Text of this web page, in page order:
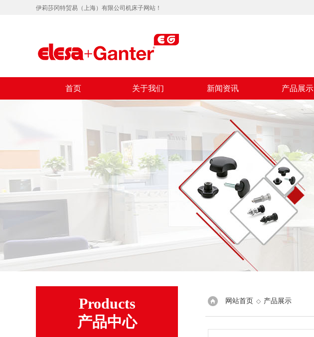
伊莉莎冈特贸易（上海）有限公司机床子网站！
首页 关于我们 新闻资讯 产品展示
Products
产品中心
网站首页 ◇ 产品展示